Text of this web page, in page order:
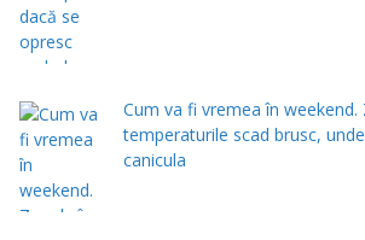
Cum va fi vremea în weekend.
temperaturile scad brusc,
canicula